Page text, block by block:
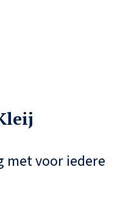
met voor iedere